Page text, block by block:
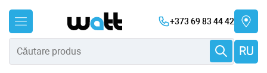
+373 69 83 44 42
RU